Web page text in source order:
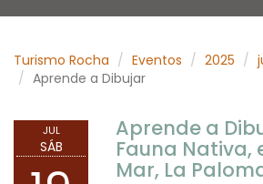
Turismo Rocha Eventos 2025
Aprende a Dibujar
JUL
SÁB
Aprende a
Fauna Nativa,
Mar, La